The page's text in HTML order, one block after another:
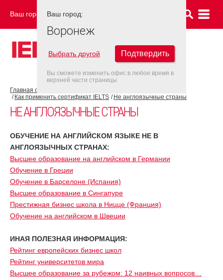
Ваш город: ВОРОНЕЖ
Главная страница
Как применить сертификат IELTS
Не англоязычные страны
НЕ АНГЛОЯЗЫЧНЫЕ СТРАНЫ
ОБУЧЕНИЕ НА АНГЛИЙСКОМ ЯЗЫКЕ НЕ В
АНГЛОЯЗЫЧНЫХ СТРАНАХ:
Высшее образование на английском в Германии
Обучение в Греции
Обучение в Барселоне (Испания)
Высшее образование в Сингапуре
Престижная бизнес школа в Ницце (Франция)
Обучение на английском в Швеции
ИНАЯ ПОЛЕЗНАЯ ИНФОРМАЦИЯ:
Рейтинг европейских бизнес школ
Рейтинг университетов мира
Высшее образование за рубежом: 12 наивных вопросов…
Ваш город:
Воронеж
Выбрать другой Подтвердить
Вы сможете изменить офис в любое время в
верхней части страницы